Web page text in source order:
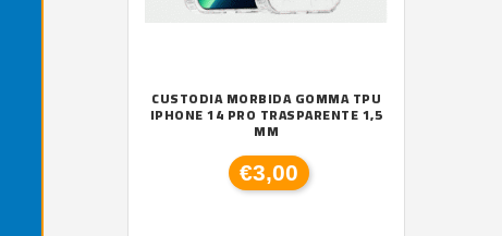
CUSTODIA MORBIDA GOMMA TPU
IPHONE 14 PRO TRASPARENTE 1,5
MM
€3,00